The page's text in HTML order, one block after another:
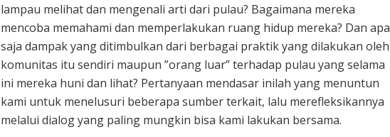
lampau melihat dan mengenali arti dari pulau? Bagaimana mereka
mencoba memahami dan memperlakukan ruang hidup mereka? Dan apa
saja dampak yang ditimbulkan dari berbagai praktik yang dilakukan oleh
komunitas itu sendiri maupun ”orang luar” terhadap pulau yang selama
ini mereka huni dan lihat? Pertanyaan mendasar inilah yang menuntun
kami untuk menelusuri beberapa sumber terkait, lalu merefleksikannya
melalui dialog yang paling mungkin bisa kami lakukan bersama.